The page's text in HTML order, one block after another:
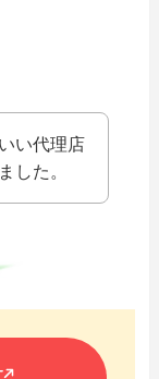
い代理店
した。